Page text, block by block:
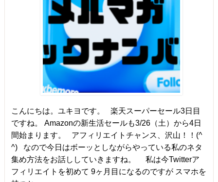
こんにちは。ユキヨです。 楽天スーパーセール3日目
ですね。 Amazonの新生活セールも3/26（土）から4日
間始まります。 アフィリエイトチャンス、沢山！！(^
^) なので今日はボーッとしながらやっている私のネタ
集め方法をお話ししていきますね。 私は今Twitterア
フィリエイトを初めて 9ヶ月目になるのですが スマホを